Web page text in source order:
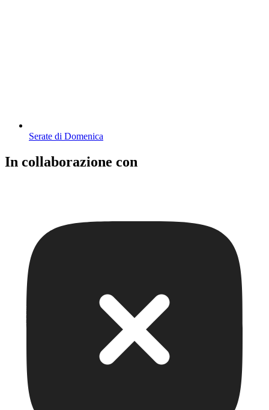
Serate di Domenica
In collaborazione con